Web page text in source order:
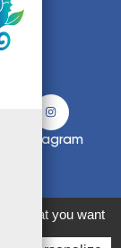
et
Instagram
what you want